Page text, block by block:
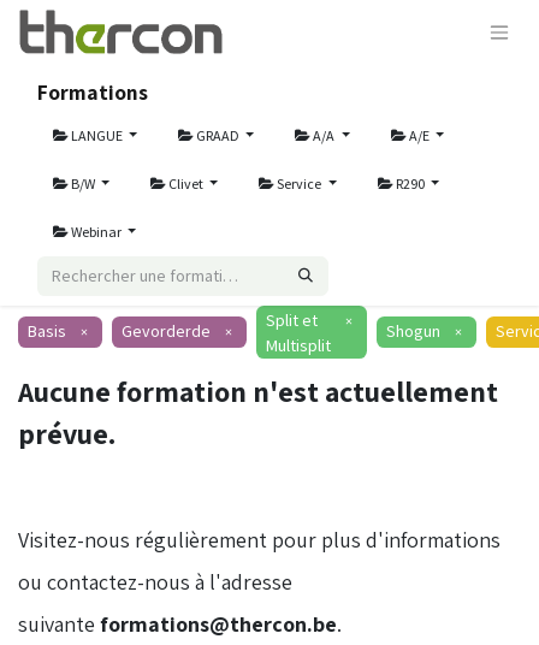
Formations
LANGUE GRAAD A/A A/E
B/W Clivet Service R290
Webinar
Basis × Gevorderde ×
Split et
Multisplit
× Shogun ×
Aucune formation n'est actuellement
prévue.
Visitez-nous régulièrement pour plus d'informations
ou contactez-nous à l'adresse
suivante formations@thercon.be.